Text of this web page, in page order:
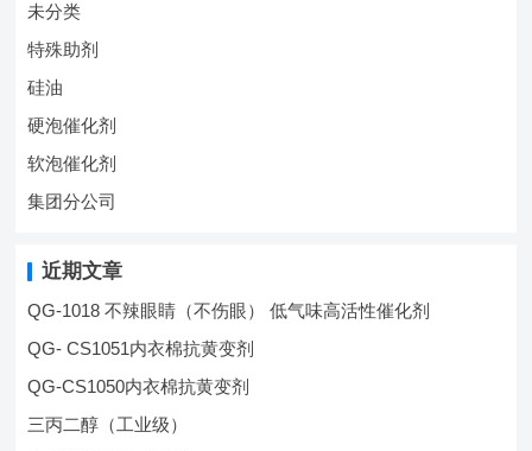
未分类
特殊助剂
硅油
硬泡催化剂
软泡催化剂
集团分公司
近期文章
QG-1018 不辣眼睛（不伤眼） 低气味高活性催化剂
QG- CS1051内衣棉抗黄变剂
QG-CS1050内衣棉抗黄变剂
三丙二醇（工业级）